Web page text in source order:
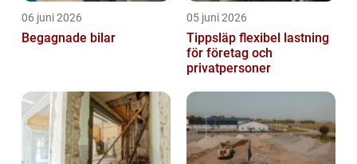
06 juni 2026
Begagnade bilar
05 juni 2026
Tippsläp flexibel lastning
för företag och
privatpersoner